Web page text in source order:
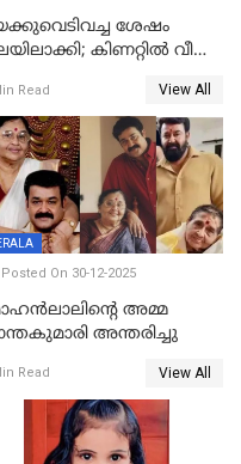
ശേഷം
കിണറ്റിൽ വീണ
Read View All
Posted On 30-12-2025
അമ്മ
അന്തരിച്ചു
Read View All